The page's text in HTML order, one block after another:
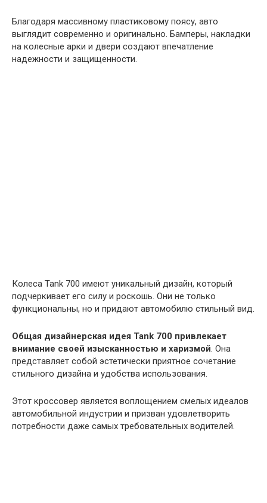
Благодаря массивному пластиковому поясу, авто
выглядит современно и оригинально. Бамперы, накладки
на колесные арки и двери создают впечатление
надежности и защищенности.
Колеса Tank 700 имеют уникальный дизайн, который
подчеркивает его силу и роскошь. Они не только
функциональны, но и придают автомобилю стильный вид.
Общая дизайнерская идея Tank 700 привлекает
внимание своей изысканностью и харизмой. Она
представляет собой эстетически приятное сочетание
стильного дизайна и удобства использования.
Этот кроссовер является воплощением смелых идеалов
автомобильной индустрии и призван удовлетворить
потребности даже самых требовательных водителей.